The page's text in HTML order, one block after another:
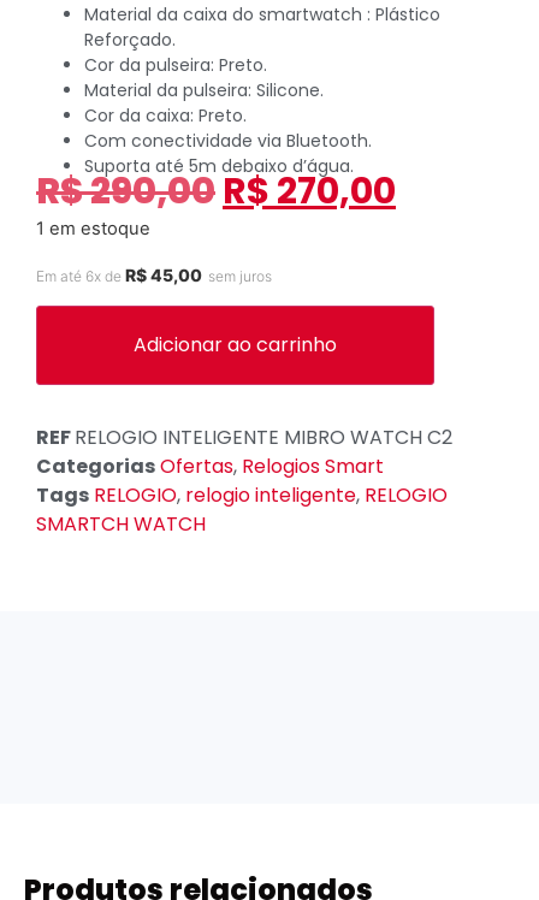
Material da caixa do smartwatch : Plástico
Reforçado.
Cor da pulseira: Preto.
Material da pulseira: Silicone.
Cor da caixa: Preto.
Com conectividade via Bluetooth.
Suporta até 5m debaixo d’água.
R$290,00R$270,00
1 em estoque
Em até 6x de R$45,00 sem juros
Adicionar ao carrinho
REFRELOGIO INTELIGENTE MIBRO WATCH C2
CategoriasOfertas, Relogios Smart
Tags RELOGIO, relogio inteligente, RELOGIO
SMARTCH WATCH
Produtos relacionados